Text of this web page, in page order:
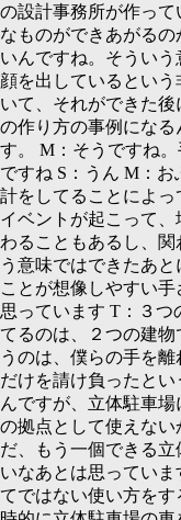
の設計事務所が作っ
なものができあがる
いんですね。そうい
顔を出しているとい
いて、それができた
の作り方の事例になる
す。 M： そうですね
ですね S： うん M： お
計をしてることによ
イベントが起こって
わることもあるし、
う意味ではできたあ
ことが想像しやすい
思っています T：３ つ
てるのは、２つの建
うのは、僕らの手を
だけを請け負ったと
んですが、立体駐車
の拠点として使えない
だ、もう一個できる
いなあとは思っていま
てではない使い方を